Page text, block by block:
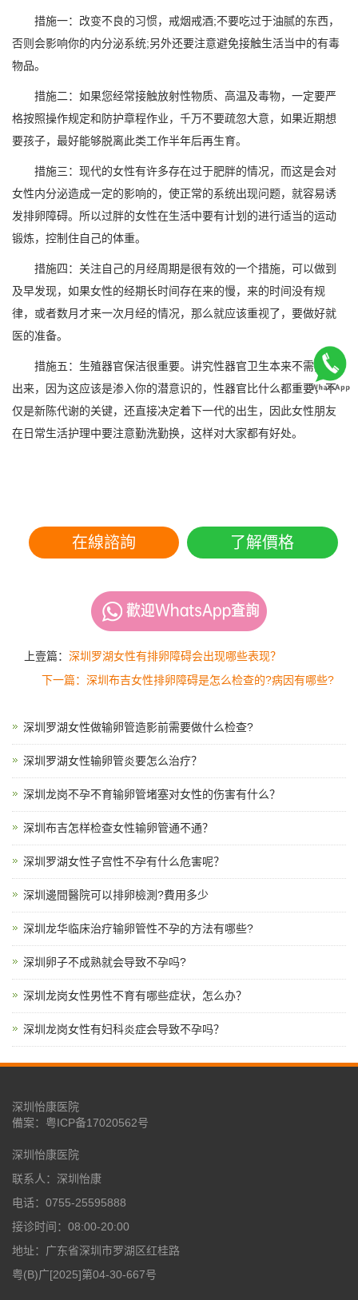
措施一：改变不良的习惯，戒烟戒酒;不要吃过于油腻的东西，
否则会影响你的内分泌系统;另外还要注意避免接触生活当中的有毒
物品。
措施二：如果您经常接触放射性物质、高温及毒物，一定要严
格按照操作规定和防护章程作业，千万不要疏忽大意，如果近期想
要孩子，最好能够脱离此类工作半年后再生育。
措施三：现代的女性有许多存在过于肥胖的情况，而这是会对
女性内分泌造成一定的影响的，使正常的系统出现问题，就容易诱
发排卵障碍。所以过胖的女性在生活中要有计划的进行适当的运动
锻炼，控制住自己的体重。
措施四：关注自己的月经周期是很有效的一个措施，可以做到
及早发现，如果女性的经期长时间存在来的慢，来的时间没有规
律，或者数月才来一次月经的情况，那么就应该重视了，要做好就
医的准备。
措施五：生殖器官保洁很重要。讲究性器官卫生本来不需要提
出来，因为这应该是渗入你的潜意识的，性器官比什么都重要，不
仅是新陈代谢的关键，还直接决定着下一代的出生，因此女性朋友
在日常生活护理中要注意勤洗勤换，这样对大家都有好处。
在線諮詢 了解價格
上壹篇： 深圳罗湖女性有排卵障碍会出现哪些表现？
下一篇：深圳布吉女性排卵障碍是怎么检查的?病因有哪些?
深圳罗湖女性做输卵管造影前需要做什么检查?
深圳罗湖女性输卵管炎要怎么治疗？
深圳龙岗不孕不育输卵管堵塞对女性的伤害有什么？
深圳布吉怎样检查女性输卵管通不通？
深圳罗湖女性子宫性不孕有什么危害呢？
深圳邊間醫院可以排卵檢測?費用多少
深圳龙华临床治疗输卵管性不孕的方法有哪些?
深圳卵子不成熟就会导致不孕吗?
深圳龙岗女性男性不育有哪些症状，怎么办？
深圳龙岗女性有妇科炎症会导致不孕吗？
深圳怡康医院
備案： 粤ICP备17020562号
深圳怡康医院
联系人：深圳怡康
电话：0755-25595888
接诊时间：08:00-20:00
地址：广东省深圳市罗湖区红桂路
粤(B)广[2025]第04-30-667号